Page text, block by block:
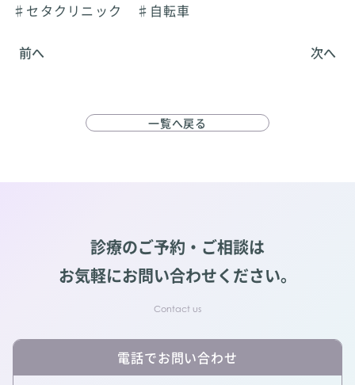
♯セタクリニック ♯自転車
前へ 次へ
一覧へ戻る
診療のご予約・ご相談は
お気軽にお問い合わせください。
電話でお問い合わせ